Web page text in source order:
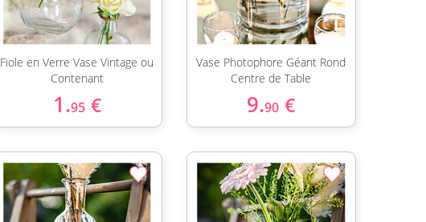
Fiole en Verre Vase Vintage ou
Contenant
1.95 €
Vase Photophore Géant Rond
Centre de Table
9.90 €